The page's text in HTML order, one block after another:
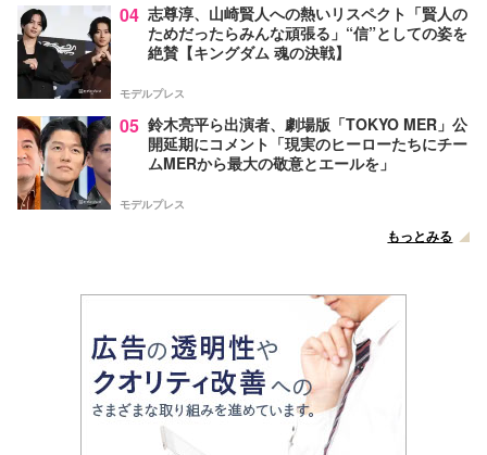
04 志尊淳、山崎賢人への熱いリスペクト「賢人の
ためだったらみんな頑張る」“信”としての姿を
絶賛【キングダム 魂の決戦】
モデルプレス
05 鈴木亮平ら出演者、劇場版「TOKYO MER」公
開延期にコメント「現実のヒーローたちにチー
ムMERから最大の敬意とエールを」
モデルプレス
もっとみる